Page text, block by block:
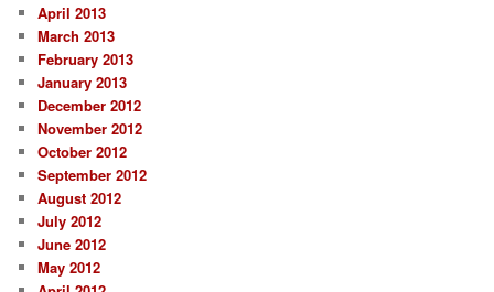
April 2013
March 2013
February 2013
January 2013
December 2012
November 2012
October 2012
September 2012
August 2012
July 2012
June 2012
May 2012